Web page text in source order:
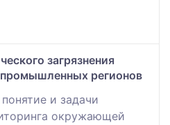
загрязнения
регионов
и задачи
окружающей